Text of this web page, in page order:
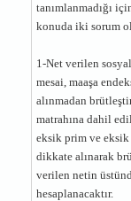
tanımlanmadığı
konuda iki sorum
1-Net verilen
mesai, maaşa
alınmadan
matrahına dahil
eksik prim ve eksik
dikkate alınarak
verilen netin
hesaplanacaktır.